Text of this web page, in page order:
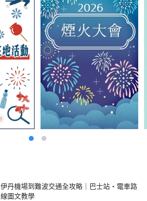
伊丹機場到難波交通全攻略｜巴士站・電車路
線圖文教學